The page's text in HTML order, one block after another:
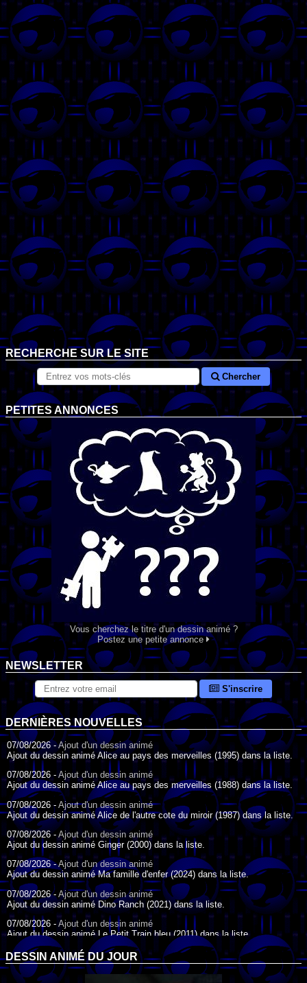
RECHERCHE SUR LE SITE
Chercher
PETITES ANNONCES
Vous cherchez le titre d'un dessin animé ?
Postez une petite annonce
NEWSLETTER
S'inscrire
DERNIÈRES NOUVELLES
07/08/2026 -Ajout d'un dessin animé
Ajout du dessin animé Alice au pays des merveilles (1995) dans la liste.
07/08/2026 - Ajout d'un dessin animé
Ajout du dessin animé Alice au pays des merveilles (1988) dans la liste.
07/08/2026 - Ajout d'un dessin animé
Ajout du dessin animé Alice de l'autre cote du miroir (1987) dans la liste.
07/08/2026 -Ajout d'un dessin animé
Ajout du dessin animé Ginger (2000) dans la liste.
07/08/2026 -Ajout d'un dessin animé
Ajout du dessin animé Ma famille d'enfer (2024) dans la liste.
07/08/2026 - Ajout d'un dessin animé
Ajout du dessin animé Dino Ranch (2021) dans la liste.
07/08/2026 - Ajout d'un dessin animé
Ajout du dessin animé Le Petit Train bleu (2011) dans la liste.
07/08/2026 - Ajout d'un dessin animé
Ajout du dessin animé Agent Spécial Oso (2009) dans la liste.
DESSIN ANIMÉ DU JOUR